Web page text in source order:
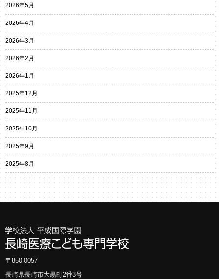
2026年5月
2026年4月
2026年3月
2026年2月
2026年1月
2025年12月
2025年11月
2025年10月
2025年9月
2025年8月
〒850-0057
長崎県長崎市大黒町2番3号